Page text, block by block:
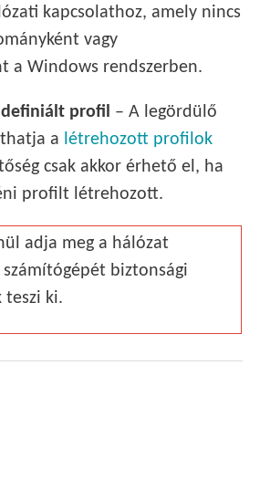
kapcsolathoz, amely nincs
vagy
a Windows rendszerben.
definiált profil – A legördülő
a létrehozott profilok
csak akkor érhető el, ha
profilt létrehozott.
adja meg a hálózat
biztonsági
teszi ki.